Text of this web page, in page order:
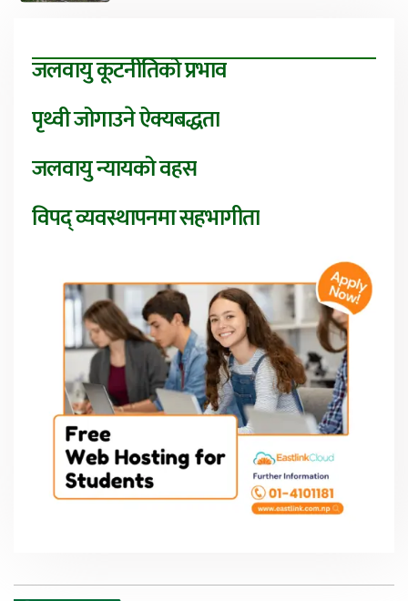
जलवायु कूटनीतिको प्रभाव
पृथ्वी जोगाउने ऐक्यबद्धता
जलवायु न्यायको वहस
विपद् व्यवस्थापनमा सहभागीता